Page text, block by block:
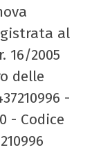
al
16/2005
delle
-
- Codice